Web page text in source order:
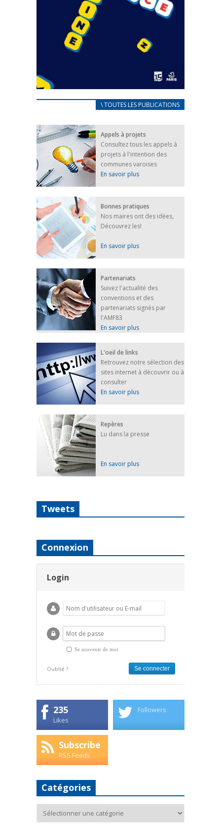
CARNET D’ACCUEIL
25 avril 2022
Afin d’accompagner au mieux les réfugiés
ukrainiens arrivés en France,...
FEUILLETER
\ TOUTES LES PUBLICATIONS
Appels à projets
Consultez tous les appels à
projets à l'intention des
communes varoises
En savoir plus
Bonnes pratiques
Nos maires ont des idées,
Découvrez les!
En savoir plus
Partenariats
Suivez l'actualité des
conventions et des
partenariats signés par
l'AMF83
En savoir plus
L'oeil de links
Retrouvez notre sélection des
sites internet à découvrir ou à
consulter
En savoir plus
Repères
Lu dans la presse
En savoir plus
Tweets
Connexion
Login
Se souvenir de moi
Oublié ?
235
Likes
Followers
Subscribe
RSS Feeds
Catégories